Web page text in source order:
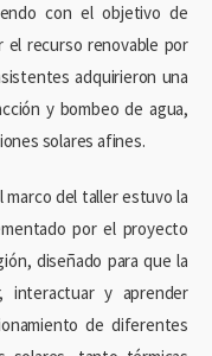
con el objetivo de
el recurso renovable por
adquirieron una
y bombeo de agua,
solares afines.
marco del taller estuvo la
por el proyecto
diseñado para que la
interactuar y aprender
de diferentes